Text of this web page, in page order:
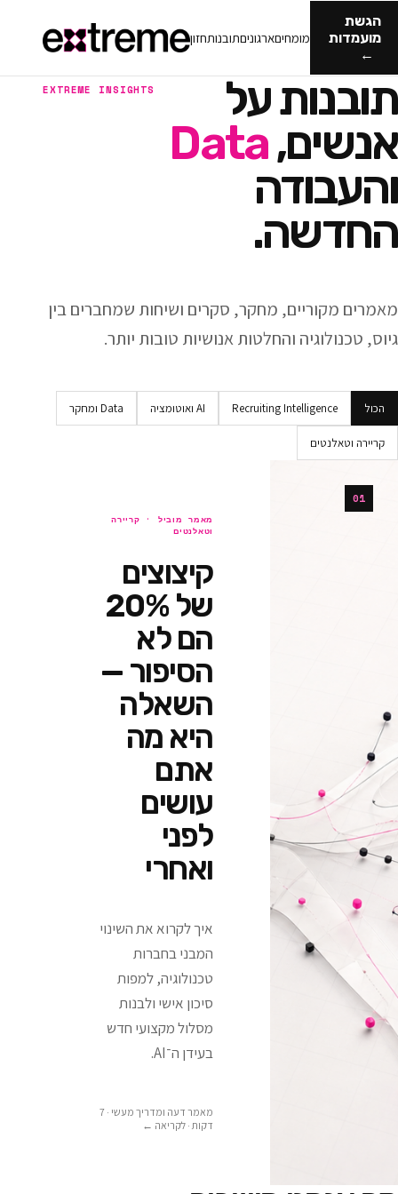
מומחיםארגונים תובנותחזון
על
Data
EXTREME INSIGHTS
מחקר, סקרים ושיחות שמחברים בין
והחלטות אנושיות טובות יותר.
Recruiting AI ואוטומציה Data ומחקר
קריירה
קיצוצים
של 20%
הם לא
הסיפור —
השאלה
היא מה
לפני
איך לקרוא את השינוי
המבני בחברות
טכנולוגיה, למפות
סיכון אישי ולבנות
מסלול מקצועי חדש
מאמר דעה ומדריך מעשי · 7